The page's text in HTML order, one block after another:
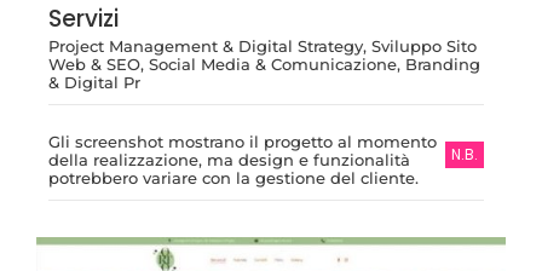
Servizi
Project Management & Digital Strategy, Sviluppo Sito
Web & SEO, Social Media & Comunicazione, Branding
& Digital Pr
Gli screenshot mostrano il progetto al momento
della realizzazione, ma design e funzionalità
potrebbero variare con la gestione del cliente.
N.B.